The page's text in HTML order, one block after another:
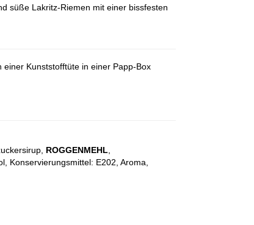
süße Lakritz-Riemen mit einer bissfesten
einer Kunststofftüte in einer Papp-Box
ROGGENMEHL
Konservierungsmittel: E202, Aroma,